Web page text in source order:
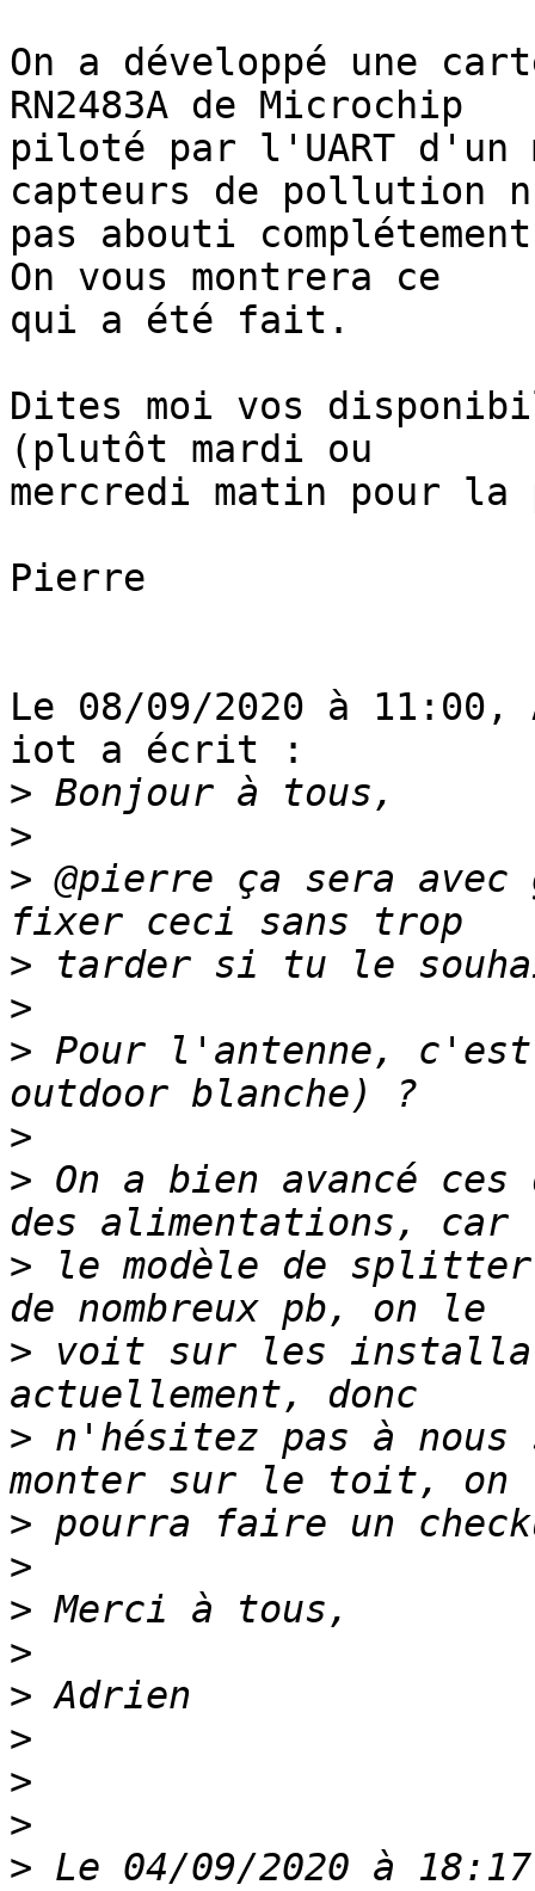
On a développé une
RN2483A de Microchip
piloté par l'UART
capteurs de pollution
pas abouti
On vous montrera ce
qui a été fait.
Dites moi vos
(plutôt mardi ou
mercredi matin pour
Pierre
Le 08/09/2020 à 11:00,
iot a écrit :
>
>
> @pierre ça sera
>
>
> Pour l'antenne, c'est
>
> On a bien avancé
> le modèle de
> voit sur les
> n'hésitez pas à
>
>
>
>
>
>
>
>
> Le 04/09/2020 à